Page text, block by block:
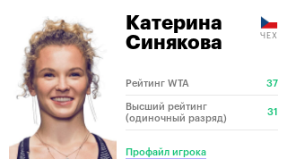
Катерина
Синякова
ЧЕХ
Рейтинг WTA 37
Высший рейтинг
(одиночный разряд)
31
Профайл игрока